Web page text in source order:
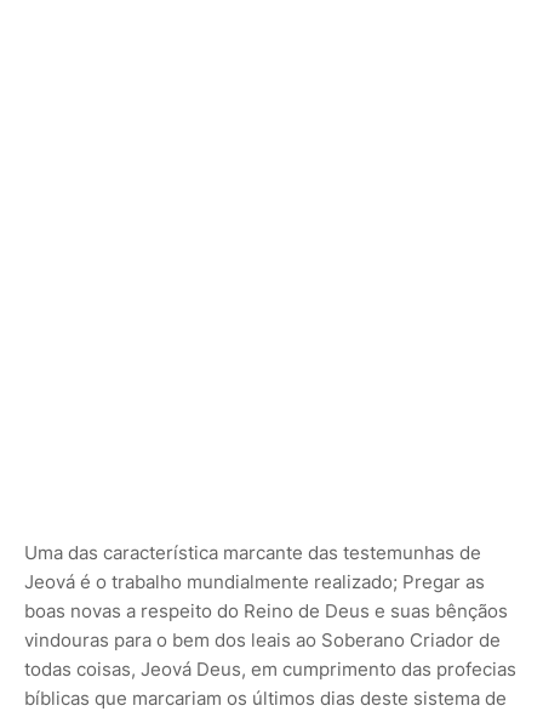
Uma das característica marcante das testemunhas de
Jeová é o trabalho mundialmente realizado; Pregar as
boas novas a respeito do Reino de Deus e suas bênçãos
vindouras para o bem dos leais ao Soberano Criador de
todas coisas, Jeová Deus, em cumprimento das profecias
bíblicas que marcariam os últimos dias deste sistema de